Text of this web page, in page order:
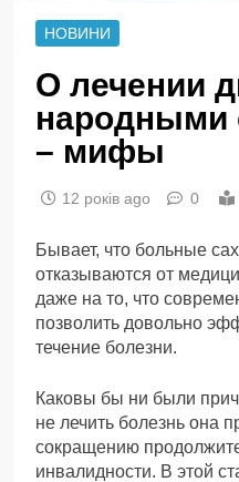
НОВИНИ
О лечении
народными
– мифы
12 років ago 0
Бывает, что больные
отказываются от
даже на то, что
позволить довольно
течение болезни.
Каковы бы ни были
не лечить болезнь она
сокращению
инвалидности. В этой